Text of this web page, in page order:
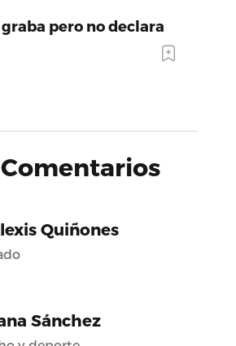
pero no declara
Quiñones
Sánchez